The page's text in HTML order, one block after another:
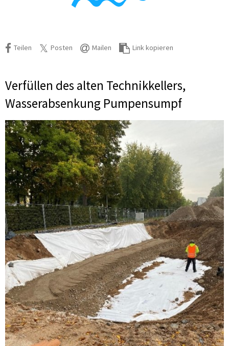
Teilen Posten Mailen Link kopieren
Verfüllen des alten Technikkellers,
Wasserabsenkung Pumpensumpf